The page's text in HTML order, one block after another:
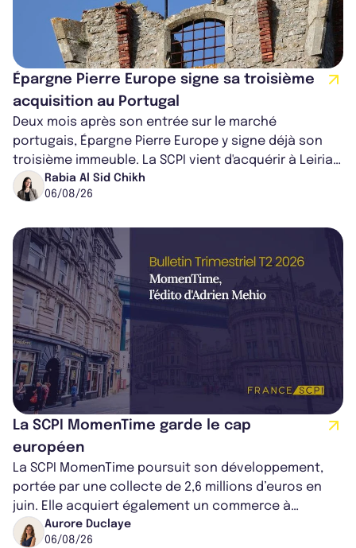
Épargne Pierre Europe signe sa troisième
acquisition au Portugal
Deux mois après son entrée sur le marché
portugais, Épargne Pierre Europe y signe déjà son
troisième immeuble. La SCPI vient d'acquérir à Leiria,
dans le centre du pays, un établis...
Rabia Al Sid Chikh
06/08/26
La SCPI MomenTime garde le cap
européen
La SCPI MomenTime poursuit son développement,
portée par une collecte de 2,6 millions d’euros en
juin. Elle acquiert également un commerce à
Worcester, place une plateforme logisti...
Aurore Duclaye
06/08/26